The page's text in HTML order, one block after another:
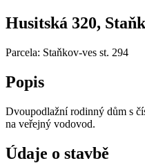
Husitská 320,
Parcela: Staňkov-ves st. 294
Popis
Dvoupodlažní rodinný dům s
na veřejný vodovod.
Údaje o stavbě